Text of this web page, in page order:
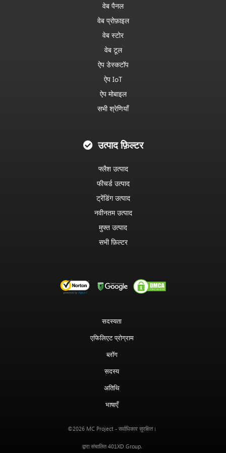
वेब पैनल
वेब प्रोफ़ाइल
वेब स्टोर
वेब टूल
ऐप डेस्कटॉप
ऐप IoT
ऐप मोबाइल
सभी श्रेणियाँ
उत्पाद फ़िल्टर
फ्लैश उत्पाद
फीचर्ड उत्पाद
ट्रेंडिंग उत्पाद
नवीनतम उत्पाद
मुफ्त उत्पाद
सभी फ़िल्टर
सदस्यता
एफिलिएट प्रोग्राम
ब्लॉग
सदस्य
अतिथि
भाषाएँ
©2026 MC Project - सर्वाधिकार सुरक्षित।
द्वारा संचालित401XD Group.